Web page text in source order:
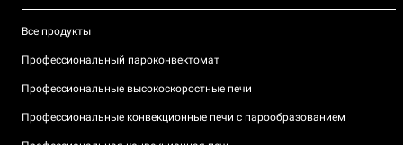
Все продукты
Профессиональный пароконвектомат
Профессиональные высокоскоростные печи
Профессиональные конвекционные печи с парообразованием